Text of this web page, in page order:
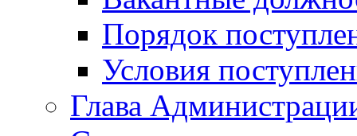
Порядок
Условия
Глава